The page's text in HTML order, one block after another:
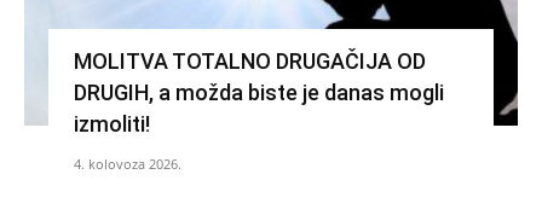
MOLITVA TOTALNO DRUGAČIJA OD
DRUGIH, a možda biste je danas mogli
izmoliti!
4. kolovoza 2026.